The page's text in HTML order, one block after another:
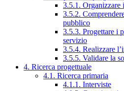
3.5.1. Organizzare
3.5.2.
pubblico
3.5.3. Progettare i
servizio
3.5.4. Realizzare
3.5.5. Validare la
4. Ricerca progettuale
4.1. Ricerca primaria
4.1.1. Interviste